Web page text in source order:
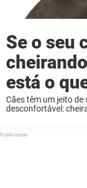
Se o seu
está o
Cães têm um jeito
desconfortável: